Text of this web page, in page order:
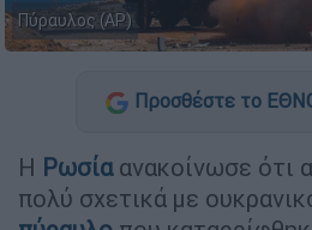
Πύραυλος (AP)
Προσθέστε το
Η Ρωσία ανακοίνωσε ότι
πολύ σχετικά με